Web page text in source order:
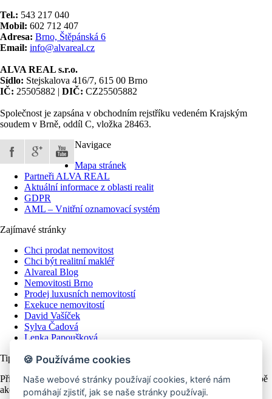
Tel.: 543 217 040
Mobil: 602 712 407
Adresa: Brno, Štěpánská 6
Email: info@alvareal.cz
ALVA REAL s.r.o.
Sídlo: Stejskalova 416/7, 615 00 Brno
IČ: 25505882 | DIČ: CZ25505882
Společnost je zapsána v obchodním rejstříku vedeném Krajským
soudem v Brně, oddíl C, vložka 28463.
Navigace
Mapa stránek
Partneři ALVA REAL
Aktuální informace z oblasti realit
GDPR
AML – Vnitřní oznamovací systém
Zajímavé stránky
Chci prodat nemovitost
Chci být realitní makléř
Alvareal Blog
Nemovitosti Brno
Prodej luxusních nemovitostí
Exekuce nemovitostí
David Vašíček
Sylva Čadová
Lenka Papoušková
Tipy / Novinky emailem
Přihlášením k odběru novinek (newsletteru), získáte výhody v podobě
akcí a slev na naše výrobky a služby.
🍪 Používáme cookies
Naše webové stránky používají cookies, které nám
pomáhají zjistiť, jak se naše stránky používaji.